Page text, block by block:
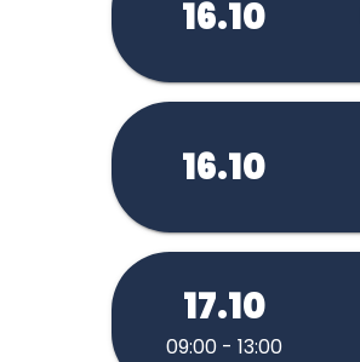
16.10
16.10
17.10
09:00 - 13:00